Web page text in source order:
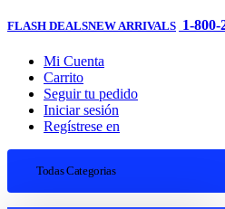
FLASH DEALSNEW ARRIVALS 1-800-
Mi Cuenta
Carrito
Seguir tu pedido
Iniciar sesión
Regístrese en
Todas Categorias